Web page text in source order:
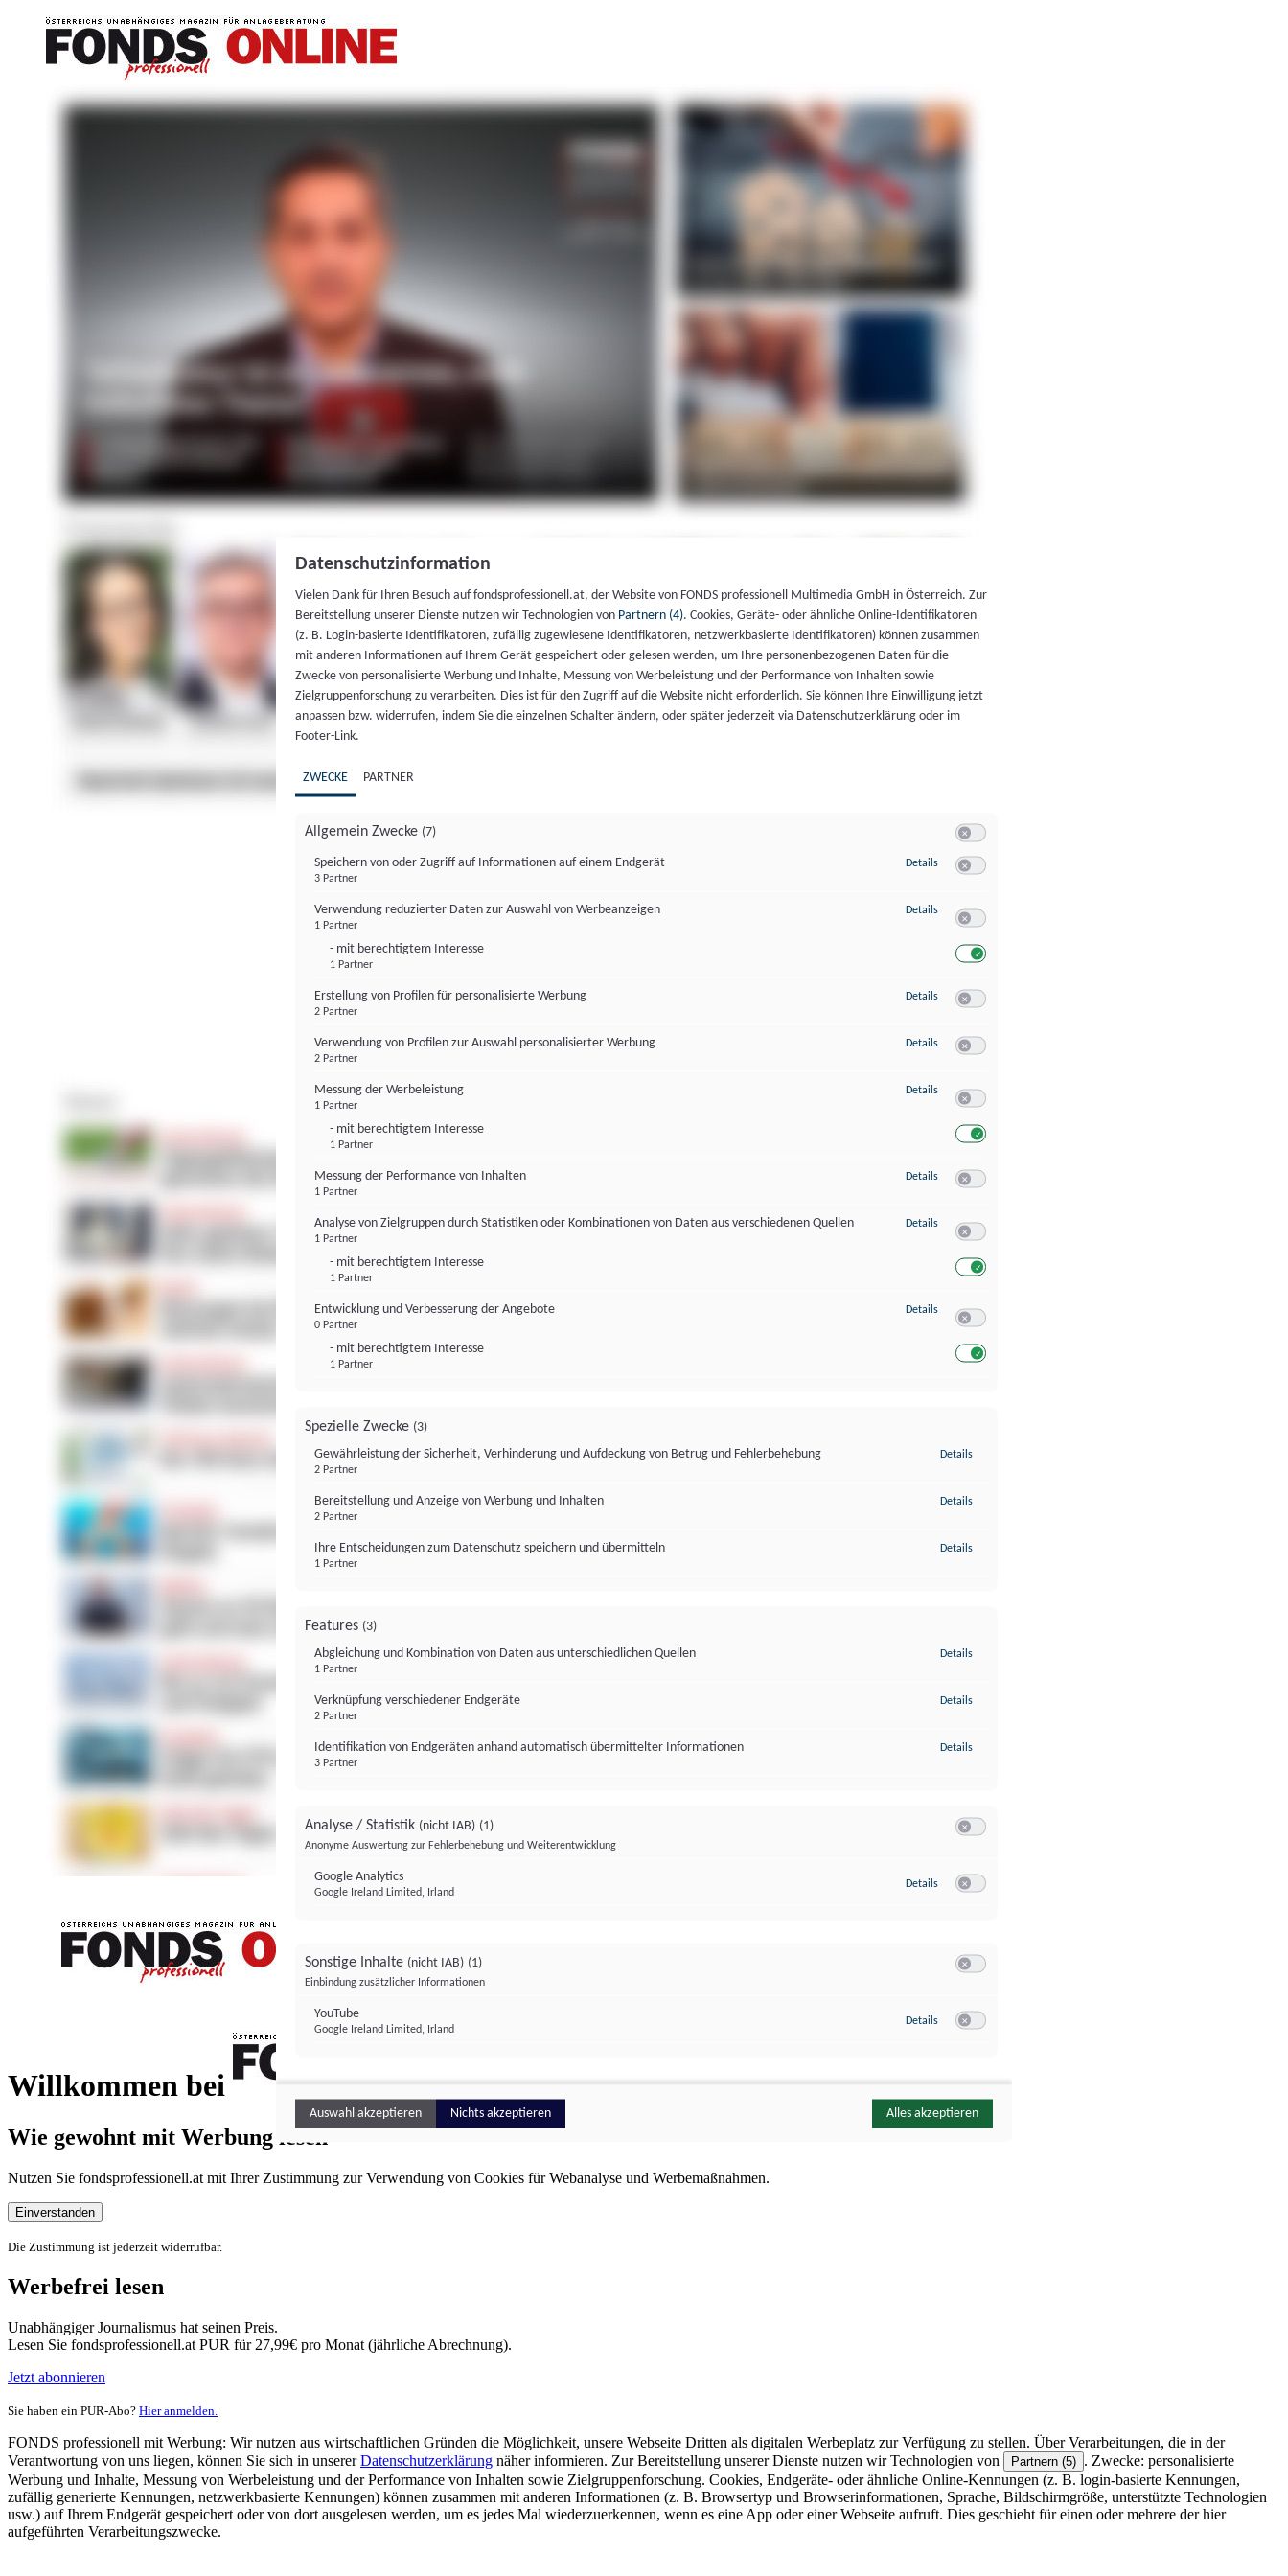
Willkommen bei
FONDS professionell
Wie gewohnt mit Werbung lesen
Nutzen Sie fondsprofessionell.at mit Ihrer Zustimmung zur Verwendung von Cookies für Webanalyse und Werbemaßnahmen.
Einverstanden
Die Zustimmung ist jederzeit widerrufbar.
Werbefrei lesen
Unabhängiger Journalismus hat seinen Preis.
Lesen Sie fondsprofessionell.at PUR für 27,99€ pro Monat (jährliche Abrechnung).
Jetzt abonnieren
Sie haben ein PUR-Abo? Hier anmelden.
FONDS professionell mit Werbung: Wir nutzen aus wirtschaftlichen Gründen die Möglichkeit, unsere Webseite Dritten als digitalen Werbeplatz zur Verfügung zu stellen. Über Verarbeitungen, die in der
Verantwortung von uns liegen, können Sie sich in unsererDatenschutzerklärung näher informieren. Zur Bereitstellung unserer Dienste nutzen wir Technologien von Partnern (5) . Zwecke: personalisierte
Werbung und Inhalte, Messung von Werbeleistung und der Performance von Inhalten sowie Zielgruppenforschung. Cookies, Endgeräte- oder ähnliche Online-Kennungen (z. B. login-basierte Kennungen,
zufällig generierte Kennungen, netzwerkbasierte Kennungen) können zusammen mit anderen Informationen (z. B. Browsertyp und Browserinformationen, Sprache, Bildschirmgröße, unterstützte Technologien
usw.) auf Ihrem Endgerät gespeichert oder von dort ausgelesen werden, um es jedes Mal wiederzuerkennen, wenn es eine App oder einer Webseite aufruft. Dies geschieht für einen oder mehrere der hier
aufgeführten Verarbeitungszwecke.
Datenschutzinformation
Vielen Dank für Ihren Besuch auf fondsprofessionell.at, der Website von FONDS professionell Multimedia GmbH in Österreich. Zur
Bereitstellung unserer Dienste nutzen wir Technologien von Partnern (4). Cookies, Geräte- oder ähnliche Online-Identifikatoren
(z. B. Login-basierte Identifikatoren, zufällig zugewiesene Identifikatoren, netzwerkbasierte Identifikatoren) können zusammen
mit anderen Informationen auf Ihrem Gerät gespeichert oder gelesen werden, um Ihre personenbezogenen Daten für die
Zwecke von personalisierte Werbung und Inhalte, Messung von Werbeleistung und der Performance von Inhalten sowie
Zielgruppenforschung zu verarbeiten. Dies ist für den Zugriff auf die Website nicht erforderlich. Sie können Ihre Einwilligung jetzt
anpassen bzw. widerrufen, indem Sie die einzelnen Schalter ändern, oder später jederzeit via Datenschutzerklärung oder im
Footer-Link.
ZWECKE PARTNER
Allgemein Zwecke (7)
Speichern von oder Zugriff auf Informationen auf einem Endgerät
3 Partner
Details zu Speichern von oder Zugriff auf Informationen auf einem Endgerät
Verwendung reduzierter Daten zur Auswahl von Werbeanzeigen
1 Partner
- mit berechtigtem Interesse
1 Partner
Details zu Verwendung reduzierter Daten zur Auswahl von Werbeanzeigen
Erstellung von Profilen für personalisierte Werbung
2 Partner
Details zu Erstellung von Profilen für personalisierte Werbung
Verwendung von Profilen zur Auswahl personalisierter Werbung
2 Partner
Details zu Verwendung von Profilen zur Auswahl personalisierter Werbung
Messung der Werbeleistung
1 Partner
- mit berechtigtem Interesse
1 Partner
Details zu Messung der Werbeleistung
Messung der Performance von Inhalten
1 Partner
Details zu Messung der Performance von Inhalten
Analyse von Zielgruppen durch Statistiken oder Kombinationen von Daten aus verschiedenen Quellen
1 Partner
- mit berechtigtem Interesse
1 Partner
Details zu Analyse von Zielgruppen durch Statistiken oder Kombinationen von
Entwicklung und Verbesserung der Angebote
0 Partner
- mit berechtigtem Interesse
1 Partner
Details zu Entwicklung und Verbesserung der Angebote
Spezielle Zwecke (3)
Gewährleistung der Sicherheit, Verhinderung und Aufdeckung von Betrug und Fehlerbehebung
2 Partner
Details
Bereitstellung und Anzeige von Werbung und Inhalten
2 Partner
Details
Ihre Entscheidungen zum Datenschutz speichern und übermitteln
1 Partner
Details
Features (3)
Abgleichung und Kombination von Daten aus unterschiedlichen Quellen
1 Partner
Details
Verknüpfung verschiedener Endgeräte
2 Partner
Details
Identifikation von Endgeräten anhand automatisch übermittelter Informationen
3 Partner
Details
Analyse / Statistik (nicht IAB) (1)
Anonyme Auswertung zur Fehlerbehebung und Weiterentwicklung
Google Analytics
Google Ireland Limited, Irland
Details zu Google Analytics
Sonstige Inhalte (nicht IAB) (1)
Einbindung zusätzlicher Informationen
YouTube
Google Ireland Limited, Irland
Details zu YouTube
Auswahl akzeptieren Nichts akzeptieren Alles akzeptieren